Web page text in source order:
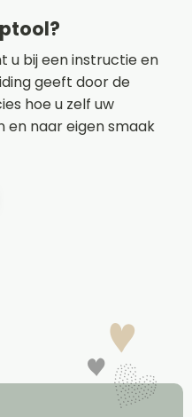
u bij een instructie en
geeft door de
hoe u zelf uw
en naar eigen smaak